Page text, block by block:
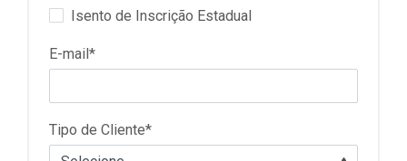
Isento de Inscrição Estadual
E-mail*
Tipo de Cliente*